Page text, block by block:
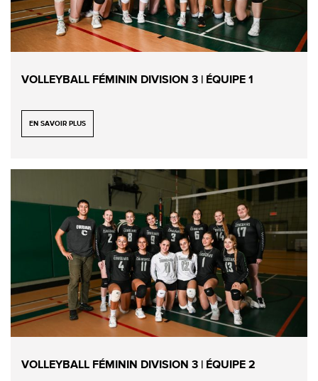
VOLLEYBALL FÉMININ DIVISION 3 | ÉQUIPE 1
EN SAVOIR PLUS
VOLLEYBALL FÉMININ DIVISION 3 | ÉQUIPE 2